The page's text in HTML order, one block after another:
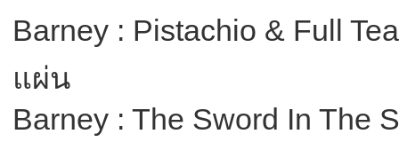
Barney : Pistachio & Full
แผ่น
Barney : The Sword In The